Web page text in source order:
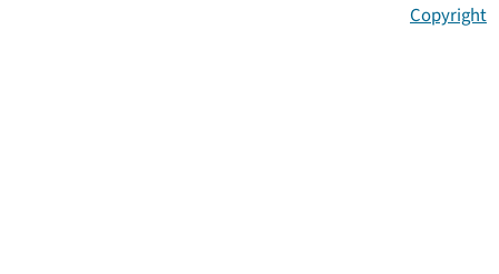
Copyright